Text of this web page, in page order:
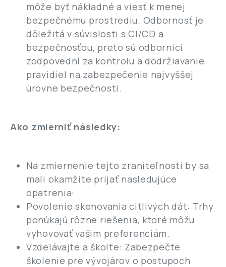
môže byť nákladné a viesť k menej
bezpečnému prostrediu. Odbornosť je
dôležitá v súvislosti s CI/CD a
bezpečnosťou, preto sú odborníci
zodpovední za kontrolu a dodržiavanie
pravidiel na zabezpečenie najvyššej
úrovne bezpečnosti.
Ako zmierniť následky:
Na zmiernenie tejto zraniteľnosti by sa
mali okamžite prijať nasledujúce
opatrenia:
Povolenie skenovania citlivých dát: Trhy
ponúkajú rôzne riešenia, ktoré môžu
vyhovovať vašim preferenciám.
Vzdelávajte a školte: Zabezpečte
školenie pre vývojárov o postupoch